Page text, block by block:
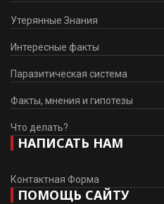
Утерянные Знания
Интересные факты
Паразитическая система
Факты, мнения и гипотезы
Что делать?
НАПИСАТЬ НАМ
Контактная Форма
ПОМОЩЬ САЙТУ